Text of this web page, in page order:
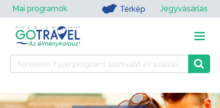
Mai programok Térkép Jegyvásárlás